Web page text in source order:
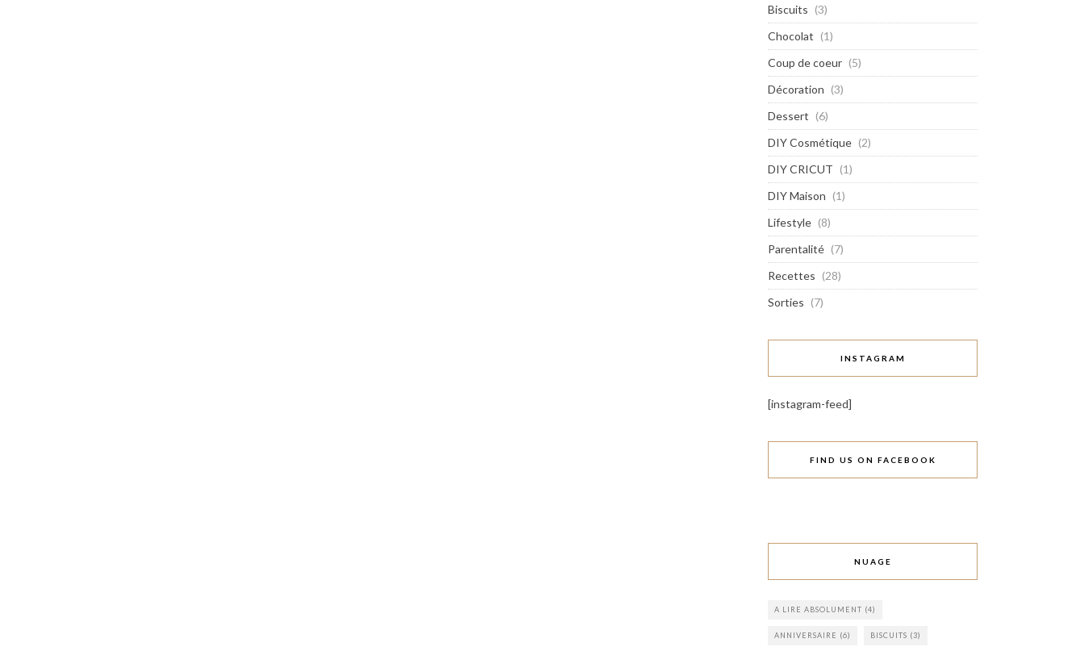
Biscuits (3)
Chocolat (1)
Coup de coeur (5)
Décoration (3)
Dessert (6)
DIY Cosmétique (2)
DIY CRICUT (1)
DIY Maison (1)
Lifestyle (8)
Parentalité (7)
Recettes (28)
Sorties (7)
INSTAGRAM
[instagram-feed]
FIND US ON FACEBOOK
NUAGE
A LIRE ABSOLUMENT (4)
ANNIVERSAIRE (6) BISCUITS (3)